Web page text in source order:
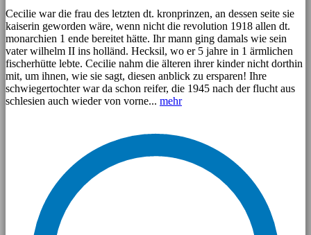
Cecilie war die frau des letzten dt. kronprinzen, an dessen seite sie
kaiserin geworden wäre, wenn nicht die revolution 1918 allen dt.
monarchien 1 ende bereitet hätte. Ihr mann ging damals wie sein
vater wilhelm II ins holländ. Hecksil, wo er 5 jahre in 1 ärmlichen
fischerhütte lebte. Cecilie nahm die älteren ihrer kinder nicht dorthin
mit, um ihnen, wie sie sagt, diesen anblick zu ersparen! Ihre
schwiegertochter war da schon reifer, die 1945 nach der flucht aus
schlesien auch wieder von vorne... mehr